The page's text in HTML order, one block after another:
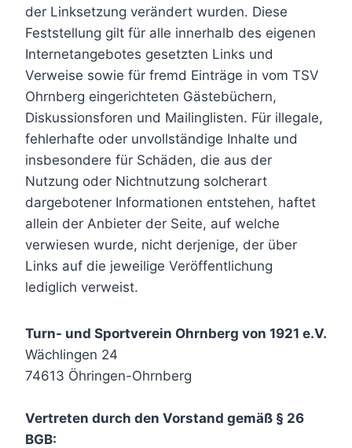
der Linksetzung verändert wurden. Diese
Feststellung gilt für alle innerhalb des eigenen
Internetangebotes gesetzten Links und
Verweise sowie für fremd Einträge in vom TSV
Ohrnberg eingerichteten Gästebüchern,
Diskussionsforen und Mailinglisten. Für illegale,
fehlerhafte oder unvollständige Inhalte und
insbesondere für Schäden, die aus der
Nutzung oder Nichtnutzung solcherart
dargebotener Informationen entstehen, haftet
allein der Anbieter der Seite, auf welche
verwiesen wurde, nicht derjenige, der über
Links auf die jeweilige Veröffentlichung
lediglich verweist.
Turn- und Sportverein Ohrnberg von 1921 e.V.
Wächlingen 24
74613 Öhringen-Ohrnberg
Vertreten durch den Vorstand gemäß § 26
BGB: